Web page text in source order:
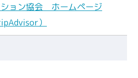
ョン協会 ホームページ
）